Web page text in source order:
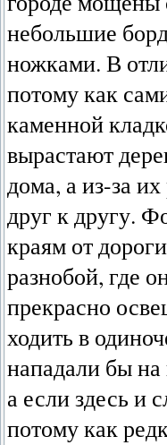
небольшие
ножками. В
потому как
каменной
вырастают
дома, а из-за
друг к другу.
краям от
разнобой, где
прекрасно
ходить в
нападали бы
а если здесь и
потому как